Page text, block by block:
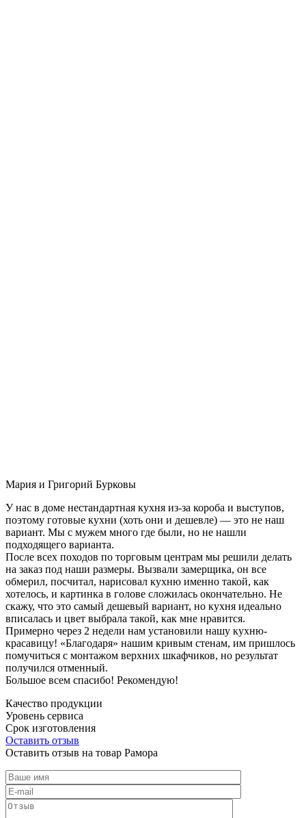
Мария и Григорий Бурковы
У нас в доме нестандартная кухня из-за короба и выступов,
поэтому готовые кухни (хоть они и дешевле) — это не наш
вариант. Мы с мужем много где были, но не нашли
подходящего варианта.
После всех походов по торговым центрам мы решили делать
на заказ под наши размеры. Вызвали замерщика, он все
обмерил, посчитал, нарисовал кухню именно такой, как
хотелось, и картинка в голове сложилась окончательно. Не
скажу, что это самый дешевый вариант, но кухня идеально
вписалась и цвет выбрала такой, как мне нравится.
Примерно через 2 недели нам установили нашу кухню-
красавицу! «Благодаря» нашим кривым стенам, им пришлось
помучиться с монтажом верхних шкафчиков, но результат
получился отменный.
Большое всем спасибо! Рекомендую!
Качество продукции
Уровень сервиса
Срок изготовления
Оставить отзыв
Оставить отзыв на товар Рамора